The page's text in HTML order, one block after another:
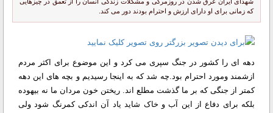
که زمانی برای او دارای ارزش و احترام بودند دور می کند.
دهه ای را کشور در جنگ سپری می کرد و این موضوع برای اکثر مردم
ازشمند ومورد احترام بود.چه شد که به اینجا رسیدیم و بچه های این دهه
کمتر از جنگی که بر ما گذشت مطلع اند. ریختن خون مردان ما نه بیهوده
بلکه برای دفاع از این آب و خاک شاید یاد آن اندکی کمرنگ شود ولی